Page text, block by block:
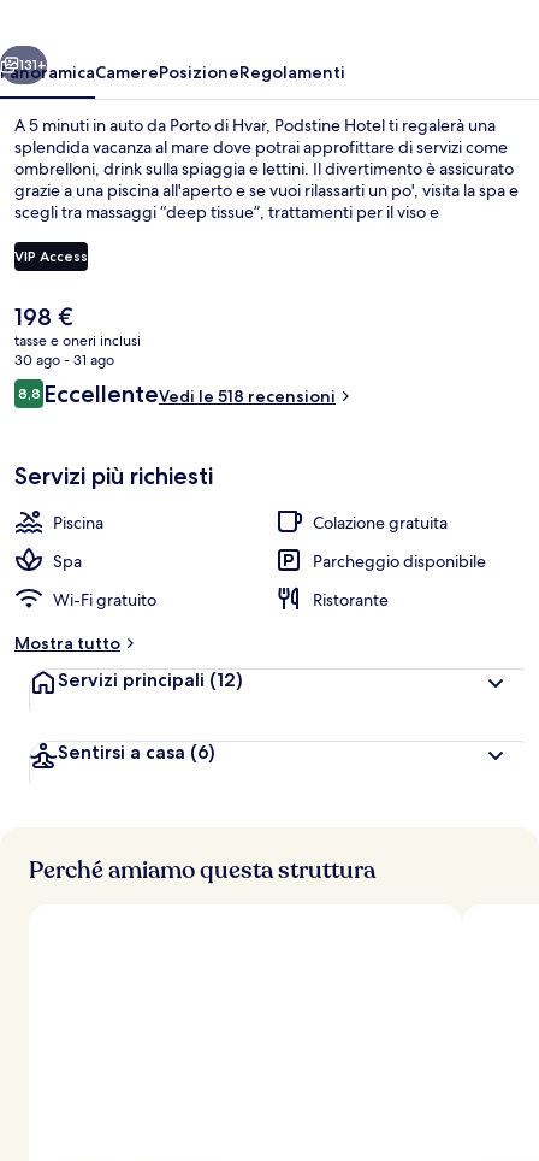
Avanti
131+
PanoramicaCamerePosizioneRegolamenti
A 5 minuti in auto da Porto di Hvar, Podstine Hotel ti regalerà una
splendida vacanza al mare dove potrai approfittare di servizi come
ombrelloni, drink sulla spiaggia e lettini. Il divertimento è assicurato
grazie a una piscina all'aperto e se vuoi rilassarti un po', visita la spa e
scegli tra massaggi “deep tissue”, trattamenti per il viso e
Gli altri punti di forza della struttura includono un bar/lounge, una
palestra e una sauna. I viaggiatori apprezzano il personale gentile e
VIP Access
Il
prezzo
attuale
è
198 €
198 €
tasse e oneri inclusi
30 ago - 31 ago
Recensioni
8,88,8 su 10
EccellenteVedi le 518 recensioni
Servizi più richiesti
Piscina
Colazione gratuita
Spa
Parcheggio disponibile
Wi-Fi gratuito
Ristorante
Mostra tutto
Servizi principali (12)
Sentirsi a casa (6)
Perché amiamo questa struttura